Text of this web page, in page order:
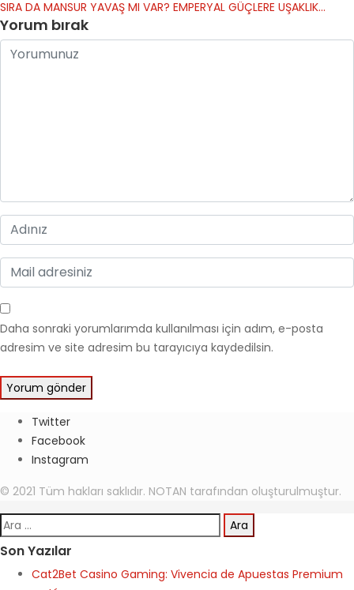
SIRA DA MANSUR YAVAŞ MI VAR? EMPERYAL GÜÇLERE UŞAKLIK…
Yorum bırak
Daha sonraki yorumlarımda kullanılması için adım, e-posta
adresim ve site adresim bu tarayıcıya kaydedilsin.
Twitter
Facebook
Instagram
© 2021 Tüm hakları saklıdır. NOTAN tarafından oluşturulmuştur.
Arama:
Son Yazılar
Cat2Bet Casino Gaming: Vivencia de Apuestas Premium